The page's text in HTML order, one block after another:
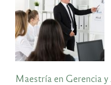
Maestría en Gerencia